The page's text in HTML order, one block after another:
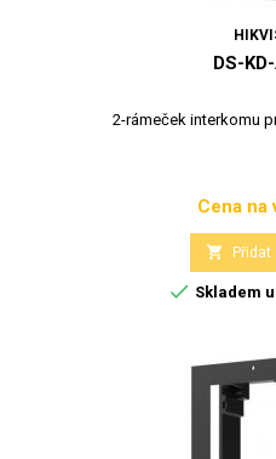
DS-
2-rámeček interkomu
Cena na
 Přidat
 Skladem